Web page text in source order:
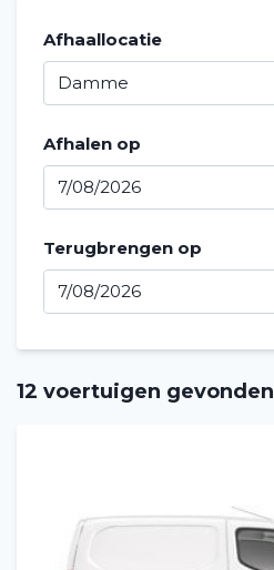
Afhaallocatie
Afhalen op
Terugbrengen op
12 voertuigen gevonden